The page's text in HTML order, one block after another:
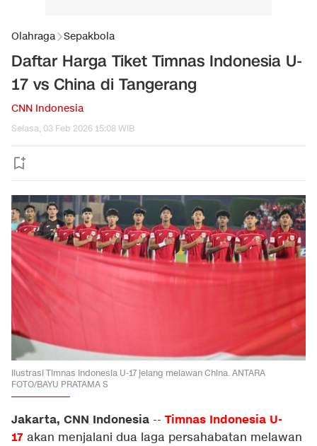
Olahraga Sepakbola
Daftar Harga Tiket Timnas Indonesia U-
17 vs China di Tangerang
CNN Indonesia
Selasa, 03 Feb 2026 15:08 WIB
Ilustrasi Timnas Indonesia U-17 jelang melawan China. ANTARA
FOTO/BAYU PRATAMA S
Jakarta, CNN Indonesia -- Timnas Indonesia U-
17 akan menjalani dua laga persahabatan melawan